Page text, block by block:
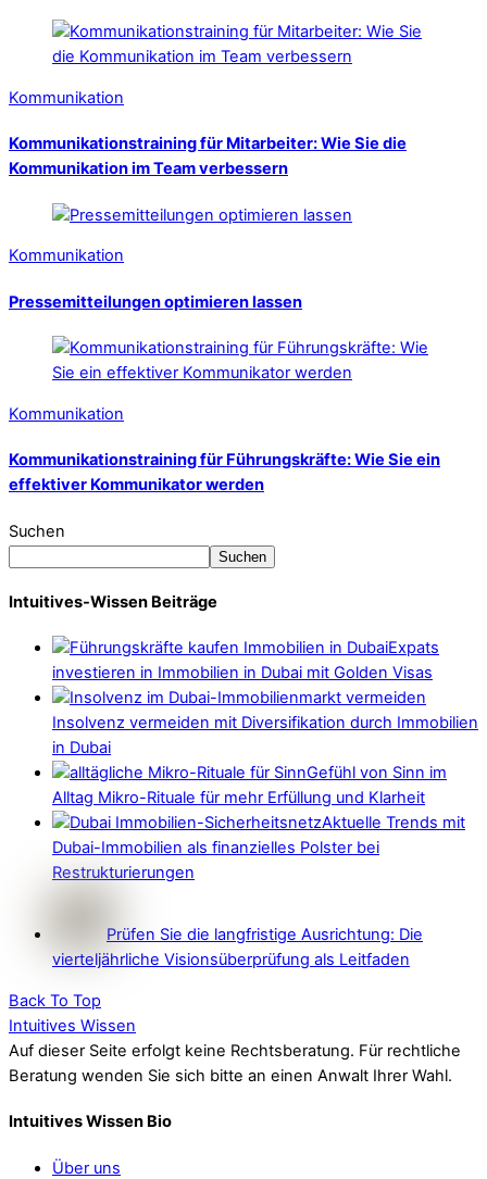
Kommunikation
Kommunikationstraining für Mitarbeiter: Wie Sie die
Kommunikation im Team verbessern
Kommunikation
Pressemitteilungen optimieren lassen
Kommunikation
Kommunikationstraining für Führungskräfte: Wie Sie ein
effektiver Kommunikator werden
Suchen
Suchen
Intuitives-Wissen Beiträge
Expats
investieren in Immobilien in Dubai mit Golden Visas
Insolvenz vermeiden mit Diversifikation durch Immobilien
in Dubai
Gefühl von Sinn im
Alltag Mikro-Rituale für mehr Erfüllung und Klarheit
Aktuelle Trends mit
Dubai-Immobilien als finanzielles Polster bei
Restrukturierungen
Prüfen Sie die langfristige Ausrichtung: Die
vierteljährliche Visionsüberprüfung als Leitfaden
Back To Top
Intuitives Wissen
Auf dieser Seite erfolgt keine Rechtsberatung. Für rechtliche
Beratung wenden Sie sich bitte an einen Anwalt Ihrer Wahl.
Intuitives Wissen Bio
Über uns